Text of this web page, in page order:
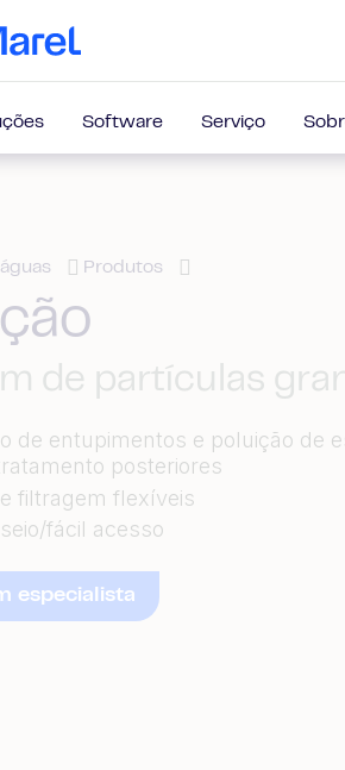
Software Serviço
Produtos
de partículas
de entupimentos e poluição de
posteriores
filtragem flexíveis
fácil acesso
especialista